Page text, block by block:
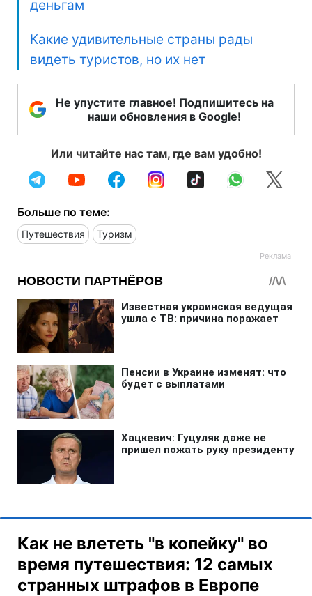
деньгам
Какие удивительные страны рады
видеть туристов, но их нет
Не упустите главное! Подпишитесь на
наши обновления в Google!
Или читайте нас там, где вам удобно!
Больше по теме:
Путешествия Туризм
Как не влететь "в копейку" во
время путешествия: 12 самых
странных штрафов в Европе